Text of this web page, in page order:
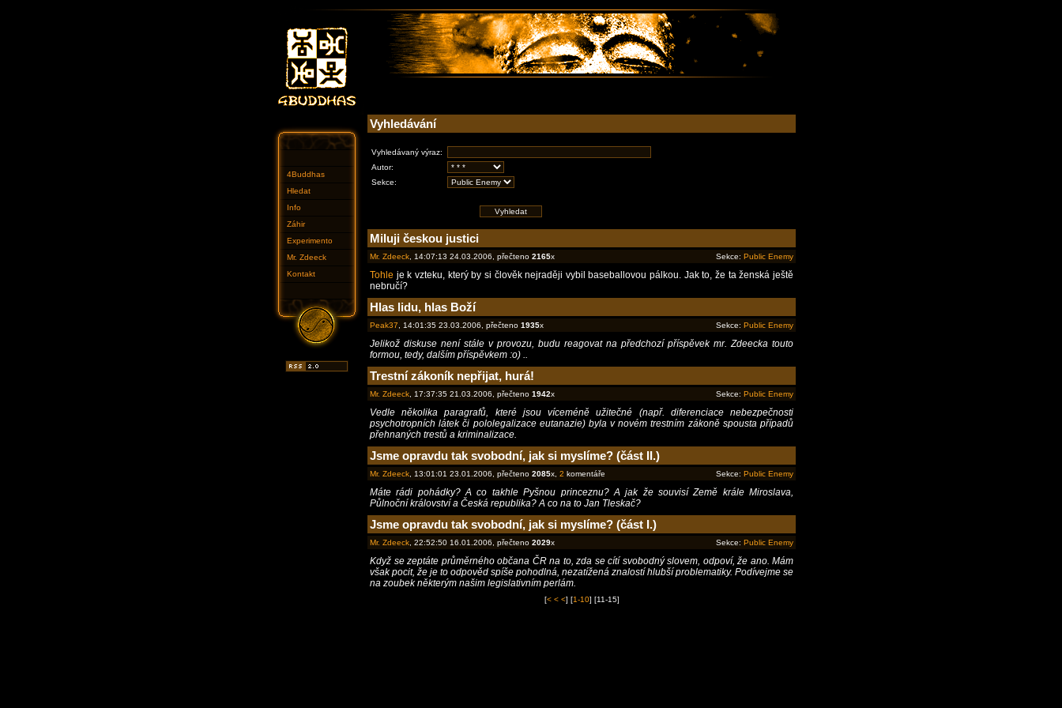
4Buddhas
Hledat
Info
Záhir
Experimento
Mr. Zdeeck
Kontakt
Vyhledávání
Vyhledávaný výraz:
Autor:
Sekce:
Miluji českou justici
Mr. Zdeeck , 14:07:13 24.03.2006, přečteno 2165x Sekce: Public Enemy
Tohle je k vzteku, který by si člověk nejraději vybil baseballovou pálkou. Jak to, že ta ženská ještě
nebručí?
Hlas lidu, hlas Boží
Peak37 , 14:01:35 23.03.2006, přečteno 1935x Sekce: Public Enemy
Jelikož diskuse není stále v provozu, budu reagovat na předchozí příspěvek mr. Zdeecka touto
formou, tedy, dalším příspěvkem :o) ..
Trestní zákoník nepřijat, hurá!
Mr. Zdeeck , 17:37:35 21.03.2006, přečteno 1942x Sekce: Public Enemy
Vedle několika paragrafů, které jsou víceméně užitečné (např. diferenciace nebezpečnosti
psychotropních látek či pololegalizace eutanazie) byla v novém trestním zákoně spousta případů
přehnaných trestů a kriminalizace.
Jsme opravdu tak svobodní, jak si myslíme? (část II.)
Mr. Zdeeck , 13:01:01 23.01.2006, přečteno 2085x, 2 komentáře Sekce: Public Enemy
Máte rádi pohádky? A co takhle Pyšnou princeznu? A jak že souvisí Země krále Miroslava,
Půlnoční království a Česká republika? A co na to Jan Tleskač?
Jsme opravdu tak svobodní, jak si myslíme? (část I.)
Mr. Zdeeck , 22:52:50 16.01.2006, přečteno 2029x Sekce: Public Enemy
Když se zeptáte průměrného občana ČR na to, zda se cítí svobodný slovem, odpoví, že ano. Mám
však pocit, že je to odpověd spíše pohodlná, nezatížená znalostí hlubší problematiky. Podívejme se
na zoubek některým našim legislativním perlám.
[< < <] [1-10] [11-15]